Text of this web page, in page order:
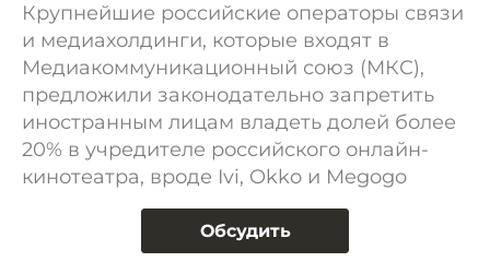
Крупнейшие российские операторы связи
и медиахолдинги, которые входят в
Медиакоммуникационный союз (МКС),
предложили законодательно запретить
иностранным лицам владеть долей более
20% в учредителе российского онлайн-
кинотеатра, вроде Ivi, Okko и Megogo
Обсудить